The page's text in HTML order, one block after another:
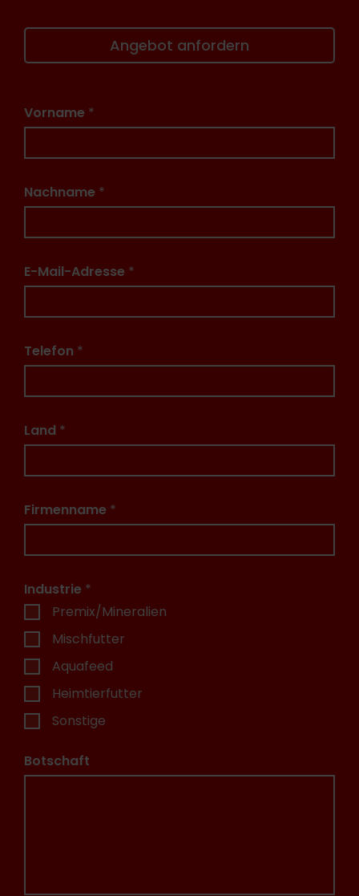
Angebot anfordern
Vorname *
Nachname *
E-Mail-Adresse *
Telefon *
Land *
Firmenname *
Industrie *
Premix/Mineralien
Mischfutter
Aquafeed
Heimtierfutter
Sonstige
Botschaft